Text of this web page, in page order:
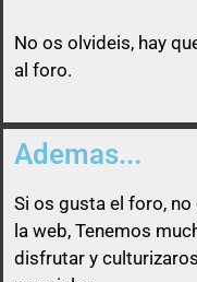
No os olvideis, hay
al foro.
Ademas...
Si os gusta el foro,
la web, Tenemos
disfrutar y